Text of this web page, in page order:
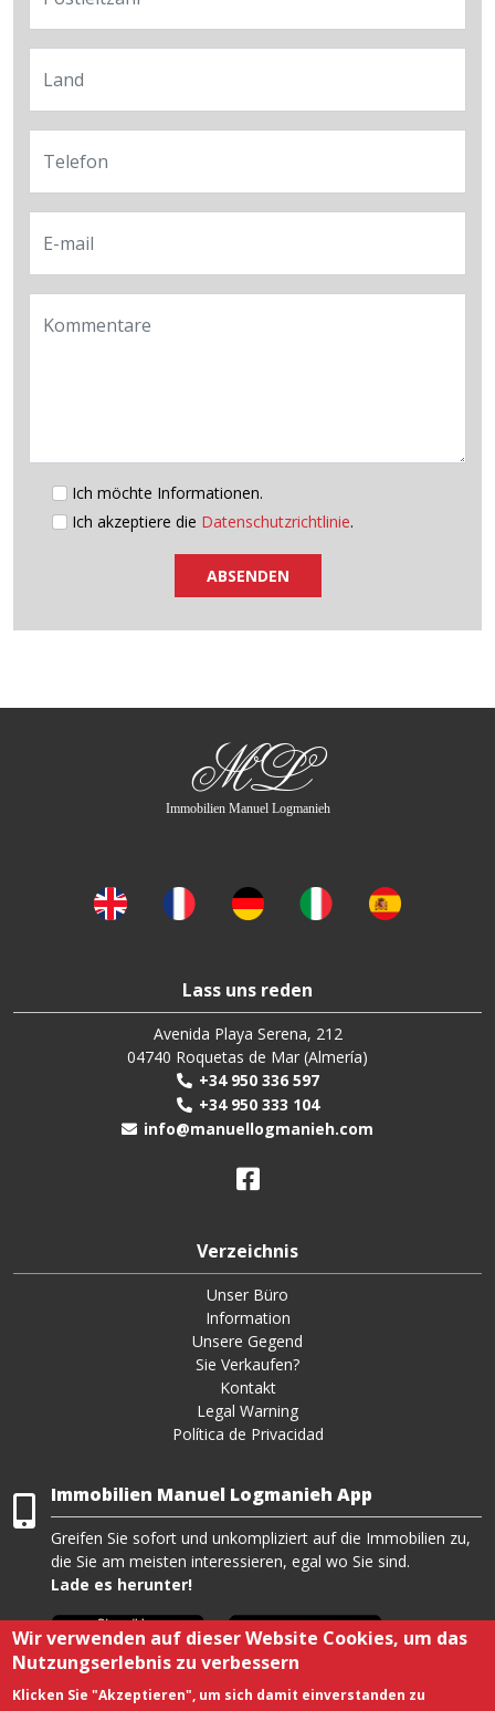
Ich möchte Informationen.
Ich akzeptiere die Datenschutzrichtlinie.
ABSENDEN
ML
Immobilien Manuel Logmanieh
Lass uns reden
Avenida Playa Serena, 212
04740 Roquetas de Mar (Almería)
+34 950 336 597
+34 950 333 104
info@manuellogmanieh.com
Verzeichnis
Unser Büro
Information
Unsere Gegend
Sie Verkaufen?
Kontakt
Legal Warning
Política de Privacidad
Immobilien Manuel Logmanieh App
Greifen Sie sofort und unkompliziert auf die Immobilien zu,
die Sie am meisten interessieren, egal wo Sie sind.
Lade es herunter!
Wir verwenden auf dieser Website Cookies, um das
Nutzungserlebnis zu verbessern
Klicken Sie "Akzeptieren", um sich damit einverstanden zu